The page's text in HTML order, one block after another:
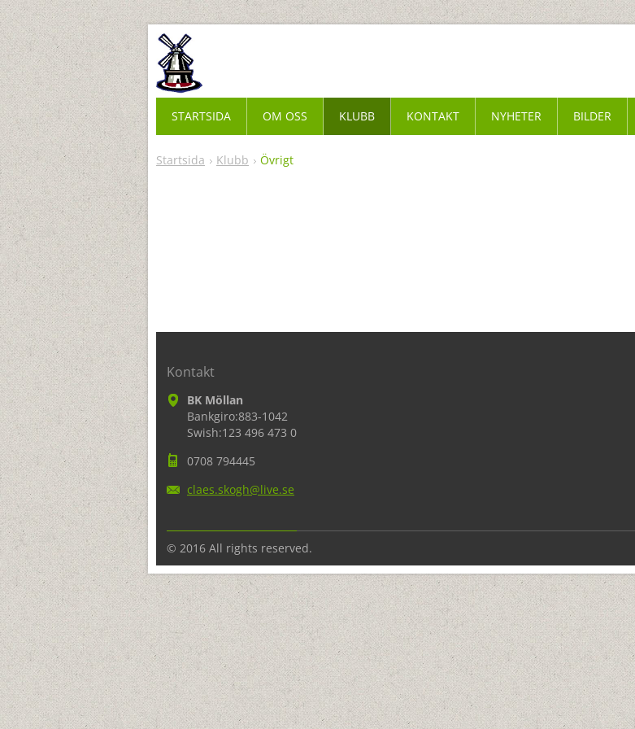
Startsida Klubb Övrigt
STARTSIDA OM OSS KLUBB KONTAKT NYHETER BILDER
Kontakt
BK Möllan
Bankgiro:883-1042
Swish:123 496 473 0
0708 794445
claes.skogh@live.se
© 2016 All rights reserved.